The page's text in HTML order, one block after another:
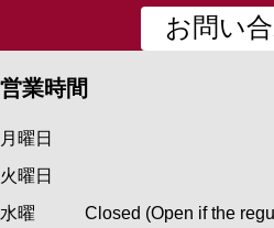
お問い
営業時間
月曜日
火曜日
水曜
Closed (Open if the